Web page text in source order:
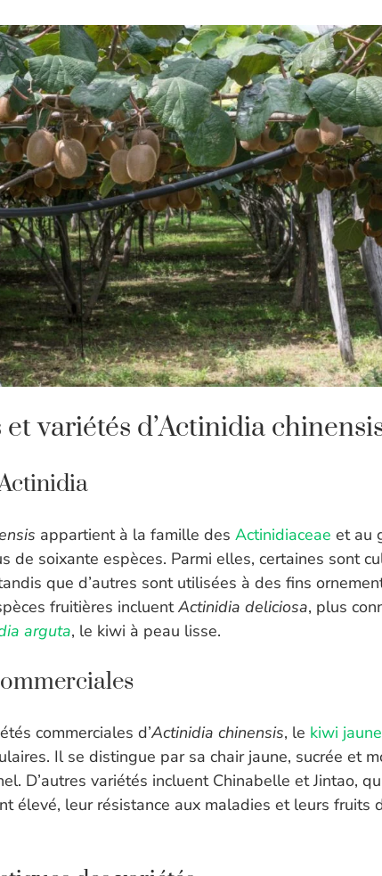
et variétés d’Actinidia
appartient à la famille des Actinidiaceae et au
de soixante espèces. Parmi elles, certaines sont
que d’autres sont utilisées à des fins
fruitières incluentActinidia deliciosa, plus
arguta, le kiwi à peau lisse.
commerciales d’Actinidia chinensis, le kiwi jaune
Il se distingue par sa chair jaune, sucrée et
D’autres variétés incluent Chinabelle et Jintao,
élevé, leur résistance aux maladies et leurs fruits